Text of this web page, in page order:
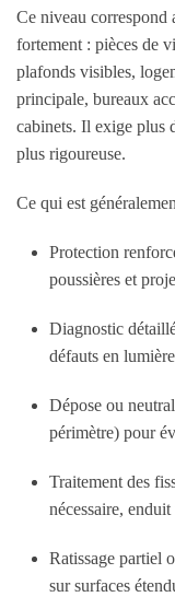
Ce niveau correspond
fortement : pièces de
plafonds visibles,
principale, bureaux
cabinets. Il exige plus
plus rigoureuse.
Ce qui est
Protection
poussières et
Diagnostic
défauts en
Dépose ou
périmètre) pour
Traitement des
nécessaire,
Ratissage partiel
sur surfaces